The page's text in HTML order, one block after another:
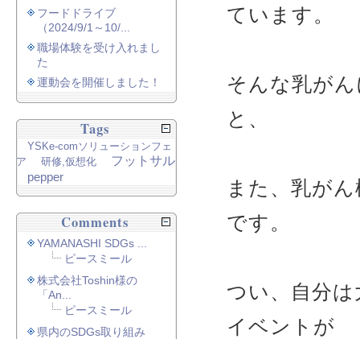
ています。
そんな乳が
と、
また、乳が
です。
つい、自分
イベントが
フードドライブ
（2024/9/1～10/...
職場体験を受け入れまし
た
運動会を開催しました！
Tags
YSKe-comソリューションフェ
ア
研修,仮想化
フットサル
pepper
Comments
YAMANASHI SDGs ...
ピースミール
株式会社Toshin様の
「An...
ピースミール
県内のSDGs取り組み